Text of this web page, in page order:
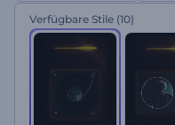
Musikvisualisierer zu
Verfügbare Stile (10)